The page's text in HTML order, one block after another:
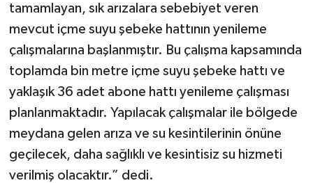
tamamlayan, sık arızalara sebebiyet veren
mevcut içme suyu şebeke hattının yenileme
çalışmalarına başlanmıştır. Bu çalışma kapsamında
toplamda bin metre içme suyu şebeke hattı ve
yaklaşık 36 adet abone hattı yenileme çalışması
planlanmaktadır. Yapılacak çalışmalar ile bölgede
meydana gelen arıza ve su kesintilerinin önüne
geçilecek, daha sağlıklı ve kesintisiz su hizmeti
verilmiş olacaktır.” dedi.